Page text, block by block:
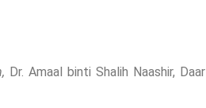
Dr. Amaal binti Shalih Naashir, Daar